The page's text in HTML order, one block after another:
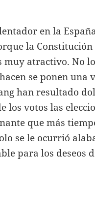
en la
la
muy atractivo. No
se ponen una
han resultado
los votos las
que más
se le ocurrió
para los deseos